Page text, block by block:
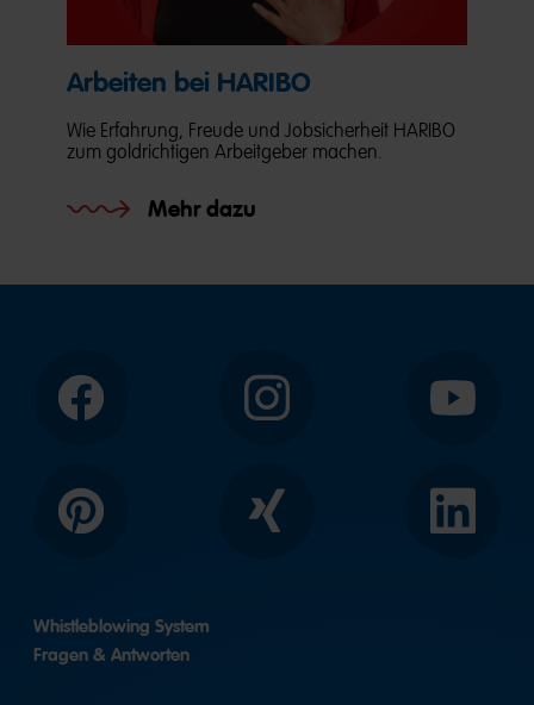
Arbeiten bei HARIBO
Wie Erfahrung, Freude und Jobsicherheit HARIBO
zum goldrichtigen Arbeitgeber machen.
Mehr dazu
Facebook Instagram YouTube
Pinterest Xing LinkedIn
Whistleblowing System
Fragen & Antworten